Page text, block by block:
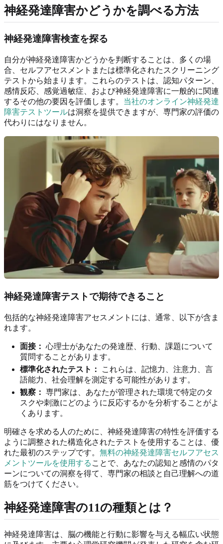
神経発達障害かどうかを調べる方法
神経発達障害検査を探る
自分が神経発達障害かどうかを判断することは、多くの場
合、セルフアセスメントまたは標準化されたスクリーニング
テストから始まります。これらのテストは、認知パターン、
感情反応、感覚過敏症、および神経発達障害に一般的に関連
するその他の要因を評価します。 当社のオンライン神経発達
障害テストツールは洞察を提供できますが、専門家の評価の
代わりにはなりません。
神経発達障害テストで期待できること
包括的な神経発達障害アセスメントには、通常、以下が含ま
れます。
面接： 心理士があなたの発達歴、行動、課題について
質問することがあります。
標準化されたテスト：
これらは、記憶力、注意力、言
語能力、社会理解を測定する可能性があります。
観察： 専門家は、あなたが管理された環境で特定のタ
スクや刺激にどのように反応するかを分析することがよ
くあります。
明確さを求める人のために、神経発達障害の特性を評価する
ように調整された構造化されたテストを使用することは、優
れた最初のステップです。 無料の神経発達障害セルフアセス
メントツールを使用する ことで、あなたの認知と感情のパタ
ーンについての洞察を得て、専門家の相談と自己理解への道
筋をつけてください。
神経発達障害の11の種類とは？
神経発達障害は、脳の機能と行動に影響を与える幅広い状態